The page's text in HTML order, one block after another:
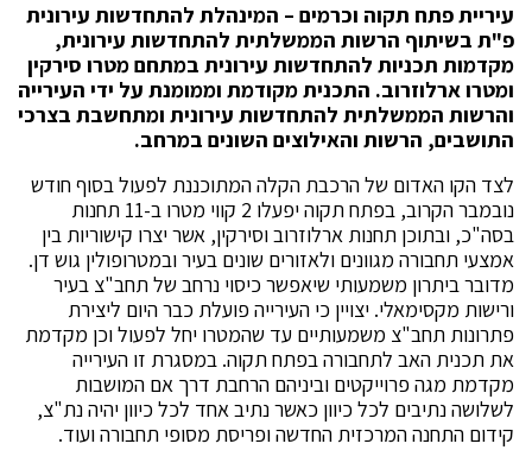
עיריית פתח תקוה וכרמים – המינהלת להתחדשות עירונית
פ"ת בשיתוף הרשות הממשלתית להתחדשות עירונית,
מקדמות תכניות להתחדשות עירונית במתחם מטרו סירקין
ומטרו ארלוזרוב. התכנית מקודמת וממומנת על ידי העירייה
והרשות הממשלתית להתחדשות עירונית ומתחשבת בצרכי
התושבים, הרשות והאילוצים השונים במרחב.
לצד הקו האדום של הרכבת הקלה המתוכננת לפעול בסוף חודש
נובמבר הקרוב, בפתח תקוה יפעלו 2 קווי מטרו ב-11 תחנות
בסה"כ, ובתוכן תחנות ארלוזרוב וסירקין, אשר יצרו קישוריות בין
אמצעי תחבורה מגוונים ולאזורים שונים בעיר ובמטרופולין גוש דן.
מדובר ביתרון משמעותי שיאפשר כיסוי נרחב של תחב"צ בעיר
ורישות מקסימאלי. יצויין כי העירייה פועלת כבר היום ליצירת
פתרונות תחב"צ משמעותיים עד שהמטרו יחל לפעול וכן מקדמת
את תכנית האב לתחבורה בפתח תקוה. במסגרת זו העירייה
מקדמת מגה פרוייקטים וביניהם הרחבת דרך אם המושבות
לשלושה נתיבים לכל כיוון כאשר נתיב אחד לכל כיוון יהיה נת"צ,
קידום התחנה המרכזית החדשה ופריסת מסופי תחבורה ועוד.